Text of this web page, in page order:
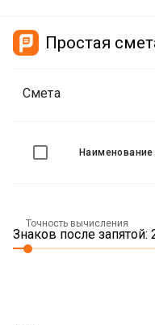
Простая
Смета
Наименование
Точность вычисления
Знаков после запятой: